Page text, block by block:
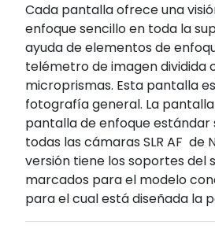
Cada pantalla ofrece una
enfoque sencillo en toda la
ayuda de elementos de
telémetro de imagen dividida
microprismas. Esta pantalla
fotografía general. La
pantalla de enfoque estándar
todas las cámaras SLR AF de
versión tiene los soportes del
marcados para el modelo
para el cual está diseñada la